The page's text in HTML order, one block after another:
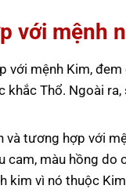
với mệnh
mệnh Kim,
Thổ. Ngoài
tương hợp với
màu hồng
kim vì nó thuộc